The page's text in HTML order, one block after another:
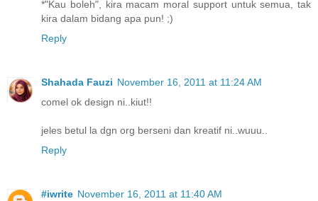
*"Kau boleh", kira macam moral support untuk semua, tak
kira dalam bidang apa pun! ;)
Reply
Shahada Fauzi November 16, 2011 at 11:24 AM
comel ok design ni..kiut!!
jeles betul la dgn org berseni dan kreatif ni..wuuu..
Reply
#iwrite November 16, 2011 at 11:40 AM